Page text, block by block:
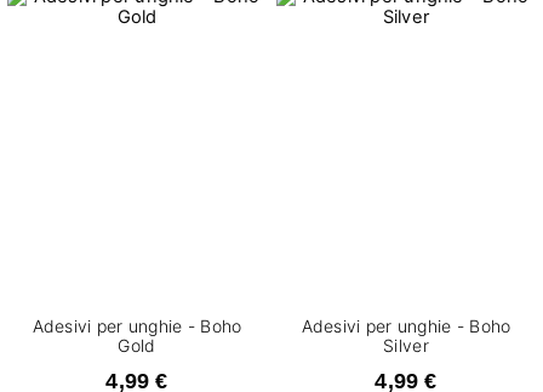
Adesivi per unghie - Boho
Gold
4,99 €
Adesivi per unghie - Boho
Silver
4,99 €